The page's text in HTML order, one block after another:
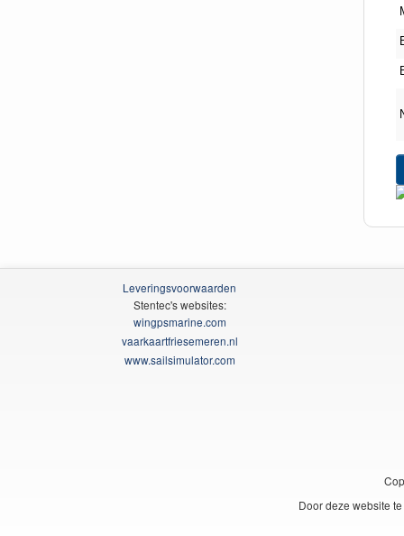
Leveringsvoorwaarden
Stentec's websites:
wingpsmarine.com
vaarkaartfriesemeren.nl
www.sailsimulator.com
Door deze website